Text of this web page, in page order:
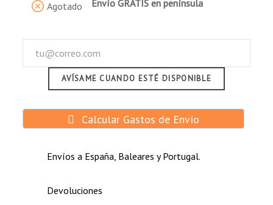
Agotado Envío GRATIS en península
AVÍSAME CUANDO ESTÉ DISPONIBLE
Calcular Gastos de Envío
Envíos a España, Baleares y Portugal.
Devoluciones